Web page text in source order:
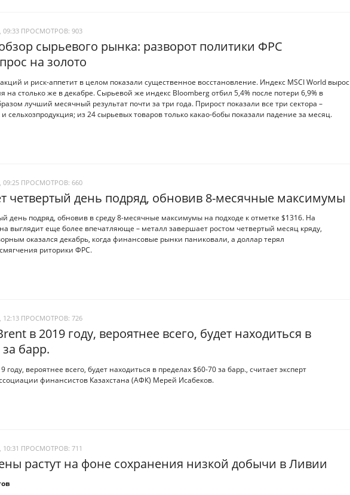
ПРОСМОТРОВ: 903
сырьевого рынка: разворот политики ФРС
на золото
и риск-аппетит в целом показали существенное восстановление. Индекс MSCI World вырос
на столько же в декабре. Сырьевой же индекс Bloomberg отбил 5,4% после потери 6,9% в
лучший месячный результат почти за три года. Прирост показали все три сектора –
сельхозпродукция; из 24 сырьевых товаров только какао-бобы показали падение за месяц.
ПРОСМОТРОВ: 660
четвертый день подряд, обновив 8-месячные максимумы
день подряд, обновив в среду 8-месячные максимумы на подходе к отметке $1316. На
выглядит еще более впечатляюще – металл завершает ростом четвертый месяц кряду,
оказался декабрь, когда финансовые рынки паниковали, а доллар терял
риторики ФРС.
ПРОСМОТРОВ: 726
в 2019 году, вероятнее всего, будет находиться в
барр.
вероятнее всего, будет находиться в пределах $60-70 за барр., считает эксперт
финансистов Казахстана (АФК) Мерей Исабеков.
ПРОСМОТРОВ: 711
растут на фоне сохранения низкой добычи в Ливии